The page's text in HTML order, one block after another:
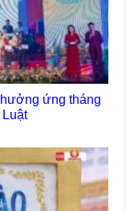
ứng tháng